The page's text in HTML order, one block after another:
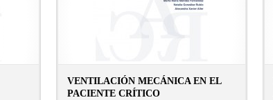
VENTILACIÓN MECÁNICA EN EL
PACIENTE CRÍTICO